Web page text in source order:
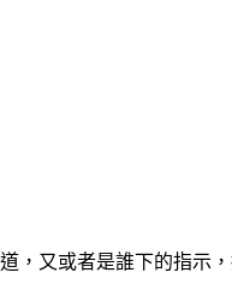
又或者是誰下的指示